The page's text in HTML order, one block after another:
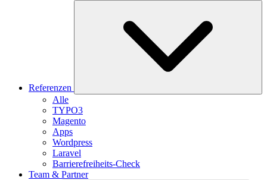
Referenzen
Alle
TYPO3
Magento
Apps
Wordpress
Laravel
Barrierefreiheits-Check
Team & Partner